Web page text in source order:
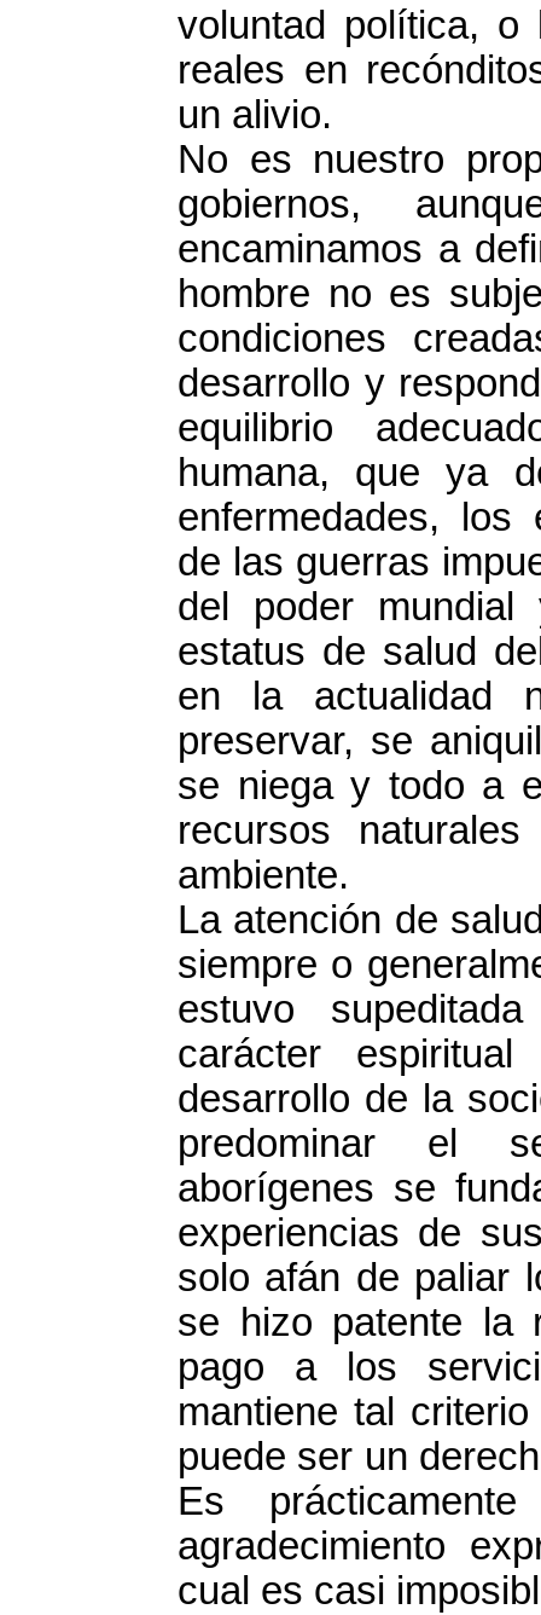
voluntad política, o
reales en
un alivio.
No es nuestro
gobiernos,
encaminamos a
hombre no es
condiciones
desarrollo y
equilibrio
humana, que ya
enfermedades, los
de las guerras
del poder mundial
estatus de salud
en la actualidad
preservar, se
se niega y todo a
recursos
ambiente.
La atención de
siempre o
estuvo
carácter
desarrollo de la
predominar el
aborígenes se
experiencias de
solo afán de paliar
se hizo patente la
pago a los
mantiene tal
puede ser un
Es
agradecimiento
cual es casi